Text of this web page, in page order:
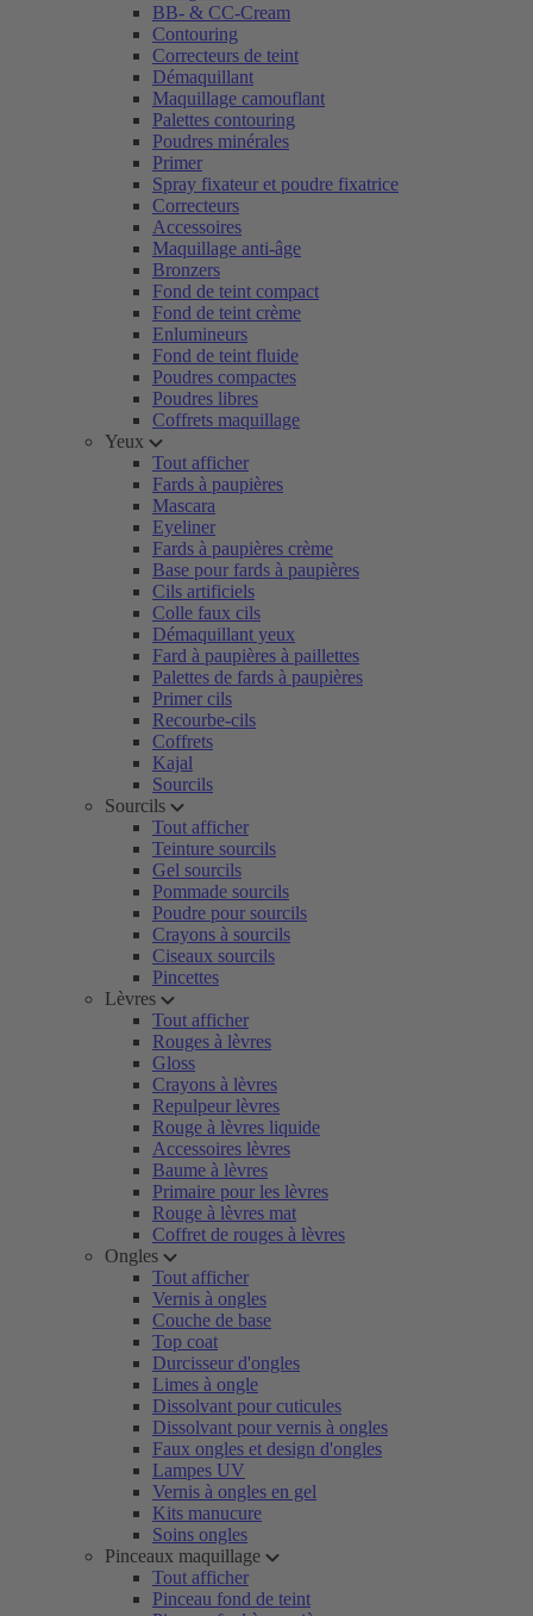
BB- & CC-Cream
Contouring
Correcteurs de teint
Démaquillant
Maquillage camouflant
Palettes contouring
Poudres minérales
Primer
Spray fixateur et poudre fixatrice
Correcteurs
Accessoires
Maquillage anti-âge
Bronzers
Fond de teint compact
Fond de teint crème
Enlumineurs
Fond de teint fluide
Poudres compactes
Poudres libres
Coffrets maquillage
Yeux
Tout afficher
Fards à paupières
Mascara
Eyeliner
Fards à paupières crème
Base pour fards à paupières
Cils artificiels
Colle faux cils
Démaquillant yeux
Fard à paupières à paillettes
Palettes de fards à paupières
Primer cils
Recourbe-cils
Coffrets
Kajal
Sourcils
Sourcils
Tout afficher
Teinture sourcils
Gel sourcils
Pommade sourcils
Poudre pour sourcils
Crayons à sourcils
Ciseaux sourcils
Pincettes
Lèvres
Tout afficher
Rouges à lèvres
Gloss
Crayons à lèvres
Repulpeur lèvres
Rouge à lèvres liquide
Accessoires lèvres
Baume à lèvres
Primaire pour les lèvres
Rouge à lèvres mat
Coffret de rouges à lèvres
Ongles
Tout afficher
Vernis à ongles
Couche de base
Top coat
Durcisseur d'ongles
Limes à ongle
Dissolvant pour cuticules
Dissolvant pour vernis à ongles
Faux ongles et design d'ongles
Lampes UV
Vernis à ongles en gel
Kits manucure
Soins ongles
Pinceaux maquillage
Tout afficher
Pinceau fond de teint